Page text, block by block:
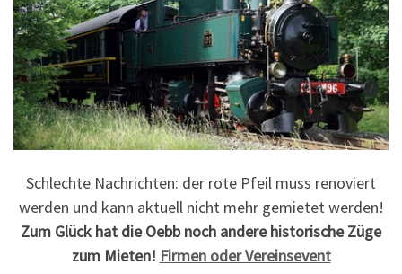
Schlechte Nachrichten: der rote Pfeil muss renoviert
werden und kann aktuell nicht mehr gemietet werden!
Zum Glück hat die Oebb noch andere historische Züge
zum Mieten! Firmen oder Vereinsevent